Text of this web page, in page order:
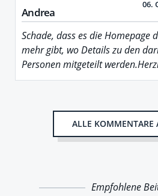
Andrea
06.
Schade, dass es die Homepage
mehr gibt, wo Details zu den
Personen mitgeteilt
ALLE KOMMENTARE
Empfohlene